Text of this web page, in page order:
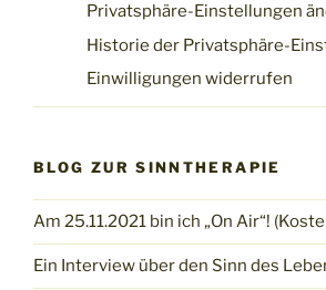
Privatsphäre-Einstellungen
Historie der Privatsphäre-
Einwilligungen widerrufen
BLOG ZUR SINNTHERAPIE
Am 25.11.2021 bin ich „On Air“!
Ein Interview über den Sinn des